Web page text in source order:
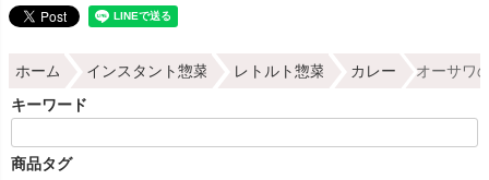
ホーム インスタント惣菜 レトルト惣菜 カレー オーサワ
キーワード
商品タグ